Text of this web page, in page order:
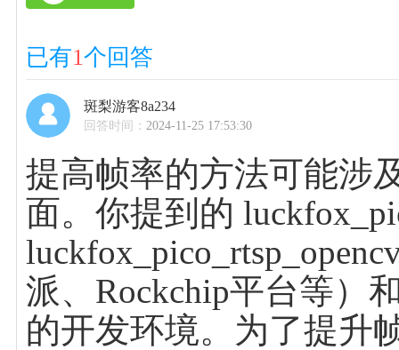
已有1个回答
斑梨游客8a234
回答时间：2024-11-25 17:53:30
提高帧率的方法可能涉
面。你提到的
派、Rockchip平台等）
的开发环境。为了提升